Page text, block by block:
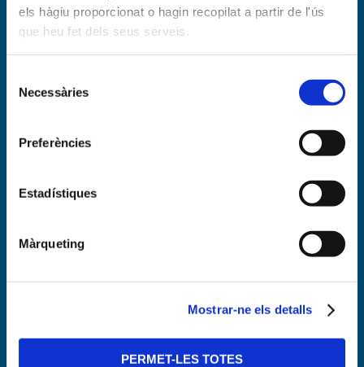
els hàgiu proporcionat o hagin recopilat a partir de l'ús
que heu fet dels seus serveis.
Necessàries
Preferències
Estadístiques
Màrqueting
Mostrar-ne els detalls
PERMET-LES TOTES